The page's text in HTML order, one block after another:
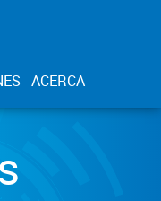
ACERCA